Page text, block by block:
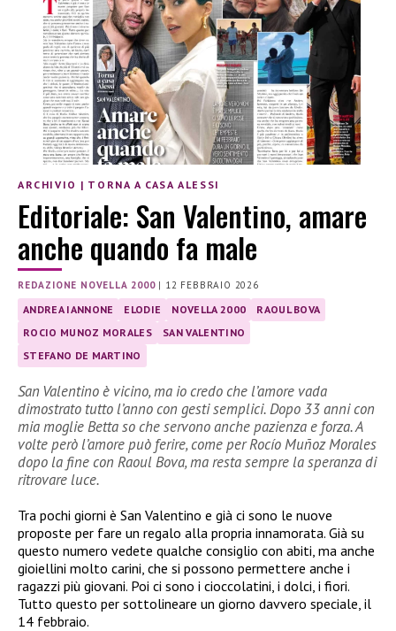
ARCHIVIO | TORNA A CASA ALESSI
Editoriale: San Valentino, amare
anche quando fa male
REDAZIONE NOVELLA 2000| 12 FEBBRAIO 2026
ANDREA IANNONE ELODIE NOVELLA 2000
RAOUL BOVA
ROCIO MUNOZ MORALES
SAN VALENTINO
STEFANO DE MARTINO
San Valentino è vicino, ma io credo che l’amore vada
dimostrato tutto l’anno con gesti semplici. Dopo 33 anni con
mia moglie Betta so che servono anche pazienza e forza. A
volte però l’amore può ferire, come per Rocío Muñoz Morales
dopo la fine con Raoul Bova, ma resta sempre la speranza di
ritrovare luce.
Tra pochi giorni è San Valentino e già ci sono le nuove
proposte per fare un regalo alla propria innamorata. Già su
questo numero vedete qualche consiglio con abiti, ma anche
gioiellini molto carini, che si possono permettere anche i
ragazzi più giovani. Poi ci sono i cioccolatini, i dolci, i fiori.
Tutto questo per sottolineare un giorno davvero speciale, il
14 febbraio.